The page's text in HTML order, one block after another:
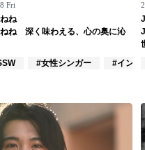
Fri
ね
ね 深く味わえる、心の奥に沁
#女性シンガー #インデ